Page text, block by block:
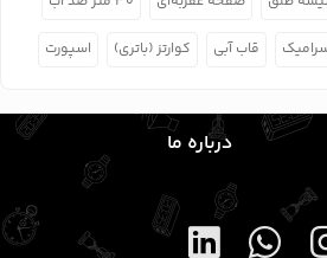
قاب آبی کوارتز (باتری) اسپورت
درباره ما